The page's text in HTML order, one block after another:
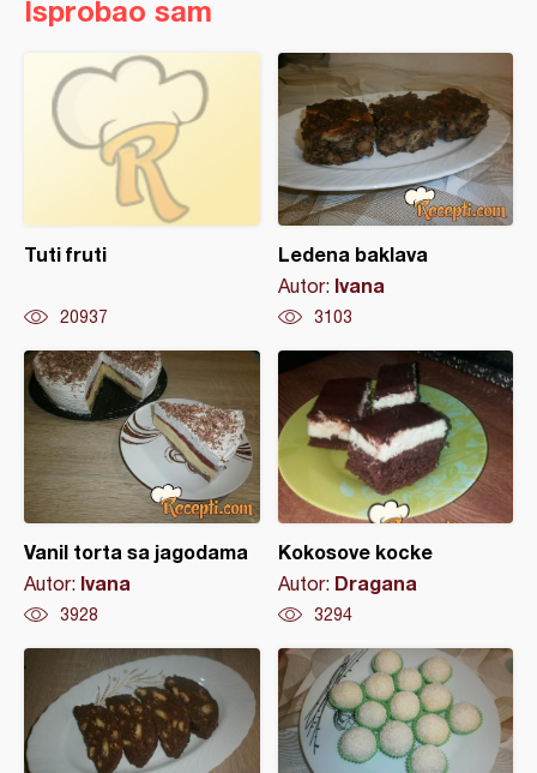
Isprobao sam
Tuti fruti
20937
Ledena baklava
Autor: Ivana
3103
Vanil torta sa jagodama
Autor: Ivana
3928
Kokosove kocke
Autor: Dragana
3294